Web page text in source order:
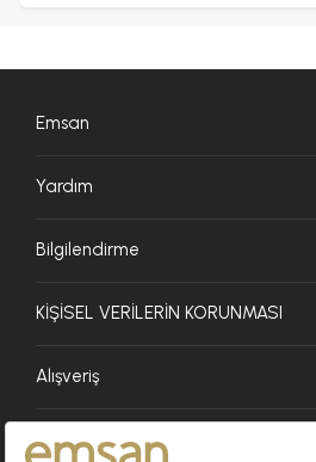
Emsan
Yardım
Bilgilendirme
KİŞİSEL VERİLERİN KORUNMASI
Alışveriş